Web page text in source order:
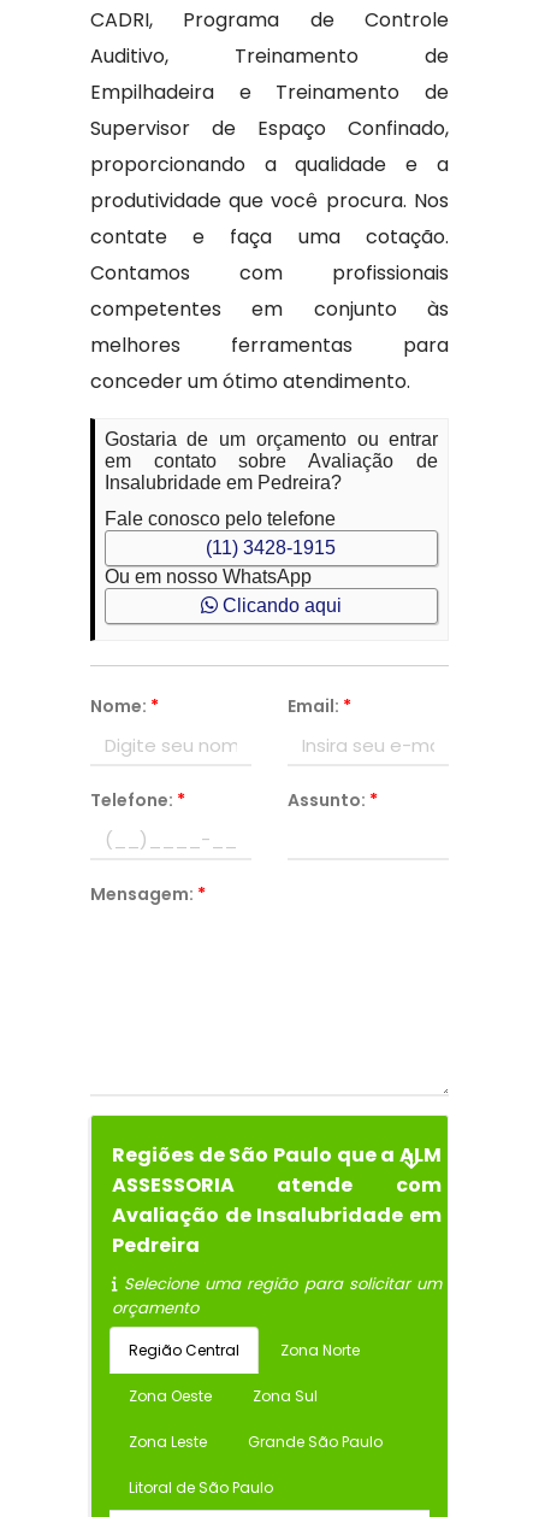
CADRI, Programa de Controle
Auditivo, Treinamento de
Empilhadeira e Treinamento de
Supervisor de Espaço Confinado,
proporcionando a qualidade e a
produtividade que você procura. Nos
contate e faça uma cotação.
Contamos com profissionais
competentes em conjunto às
melhores ferramentas para
conceder um ótimo atendimento.
Gostaria de um orçamento ou entrar
em contato sobre Avaliação de
Insalubridade em Pedreira?
Fale conosco pelo telefone
(11) 3428-1915
Ou em nosso WhatsApp
Clicando aqui
Nome: * Email: *
Telefone: * Assunto: *
Mensagem: *
Regiões de São Paulo que a ALM
ASSESSORIA atende com
Avaliação de Insalubridade em
Pedreira
Selecione uma região para solicitar um
orçamento
Região Central Zona Norte
Zona Oeste Zona Sul
Zona Leste Grande São Paulo
Litoral de São Paulo